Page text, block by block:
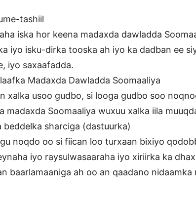
tashiil
iska hor keena madaxda dawladda
iyo isku-dirka tooska ah iyo ka dadban ee
iyo saxaafadda.
Madaxda Dawladda Soomaaliya
xalka usoo gudbo, si looga gudbo soo
madaxda Soomaaliya wuxuu xalka iila
beddelka sharciga (dastuurka)
noqdo oo si fiican loo turxaan bixiyo
iyo raysulwasaaraha iyo xiriirka ka
baarlamaaniga ah oo an qaadano nidaamka